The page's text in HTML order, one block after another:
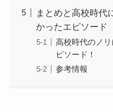
まとめと高校時代
かったエピソード
高校時代のノ
ピソード！
参考情報